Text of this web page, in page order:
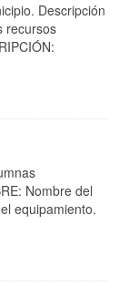
Descripción
recursos
Nombre del
equipamiento.